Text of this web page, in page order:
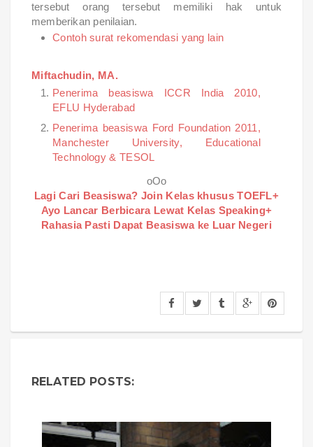
tersebut orang tersebut memiliki hak untuk
memberikan penilaian.
Contoh surat rekomendasi yang lain
Miftachudin, MA.
Penerima beasiswa ICCR India 2010,
EFLU Hyderabad
Penerima beasiswa Ford Foundation 2011,
Manchester University, Educational
Technology & TESOL
oOo
Lagi Cari Beasiswa? Join Kelas khusus TOEFL+
Ayo Lancar Berbicara Lewat Kelas Speaking+
Rahasia Pasti Dapat Beasiswa ke Luar Negeri
RELATED POSTS: